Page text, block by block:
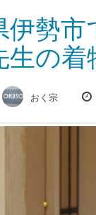
伊勢
の着
おく宗